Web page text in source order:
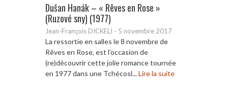
Dušan Hanák – « Rêves en Rose »
(Ruzové sny) (1977)
Jean-François DICKELI - 5 novembre 2017
La ressortie en salles le 8 novembre de
Rêves en Rose, est l’occasion de
(re)découvrir cette jolie romance tournée
en 1977 dans une Tchécosl...Lire la suite